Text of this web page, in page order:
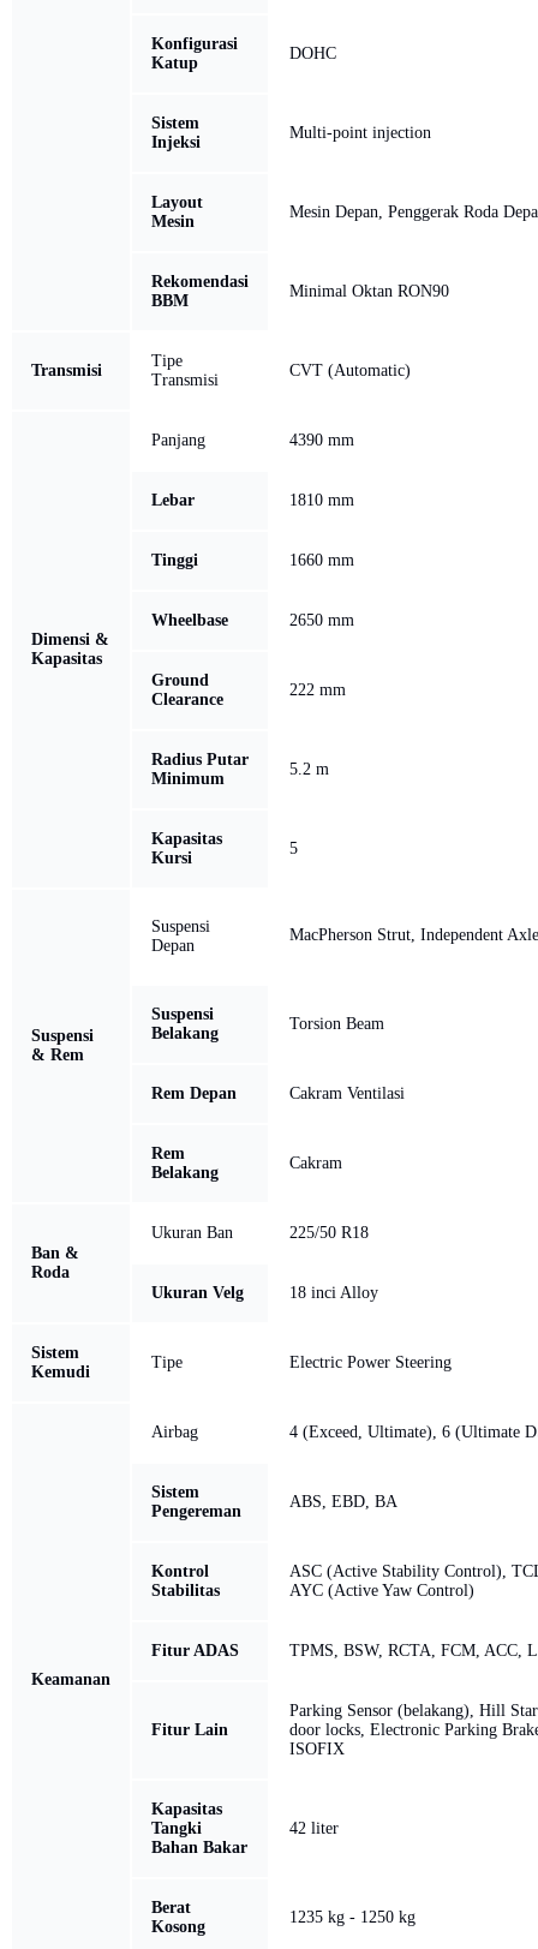
Konfigurasi
Katup
DOHC
Sistem
Injeksi
Multi-point injection
Layout
Mesin
Mesin Depan, Penggerak Roda
Rekomendasi
BBM
Minimal Oktan RON90
Transmisi
Tipe
Transmisi
CVT (Automatic)
Dimensi &
Kapasitas
Panjang 4390 mm
Lebar 1810 mm
Tinggi 1660 mm
Wheelbase 2650 mm
Ground
Clearance
222 mm
Radius Putar
Minimum
5.2 m
Kapasitas
Kursi
5
Suspensi
& Rem
Suspensi
Depan
MacPherson Strut, Independent Axle
Suspensi
Belakang
Torsion Beam
Rem Depan Cakram Ventilasi
Rem
Belakang
Cakram
Ban &
Roda
Ukuran Ban 225/50 R18
Ukuran Velg 18 inci Alloy
Sistem
Kemudi
Tipe Electric Power Steering
Keamanan
Airbag 4 (Exceed, Ultimate), 6 (Ultimate
Sistem
Pengereman
ABS, EBD, BA
Kontrol
Stabilitas
ASC (Active Stability Control),
AYC (Active Yaw Control)
Fitur ADAS TPMS, BSW, RCTA, FCM, ACC,
Fitur Lain
Parking Sensor (belakang), Hill
door locks, Electronic Parking
ISOFIX
Kapasitas
Tangki
Bahan Bakar
42 liter
Berat
Kosong
1235 kg - 1250 kg